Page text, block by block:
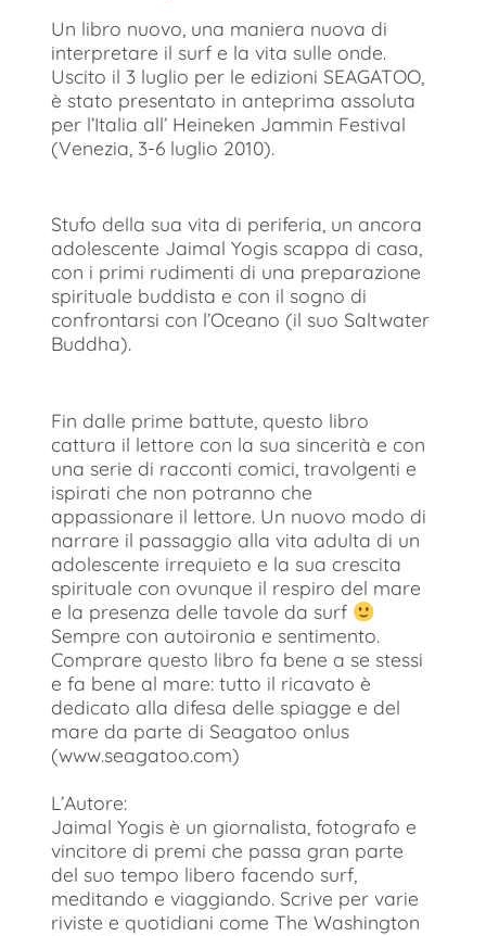
Un libro nuovo, una maniera nuova di
interpretare il surf e la vita sulle onde.
Uscito il 3 luglio per le edizioni SEAGATOO,
è stato presentato in anteprima assoluta
per l’Italia all’ Heineken Jammin Festival
(Venezia, 3-6 luglio 2010).
Stufo della sua vita di periferia, un ancora
adolescente Jaimal Yogis scappa di casa,
con i primi rudimenti di una preparazione
spirituale buddista e con il sogno di
confrontarsi con l’Oceano (il suo Saltwater
Buddha).
Fin dalle prime battute, questo libro
cattura il lettore con la sua sincerità e con
una serie di racconti comici, travolgenti e
ispirati che non potranno che
appassionare il lettore. Un nuovo modo di
narrare il passaggio alla vita adulta di un
adolescente irrequieto e la sua crescita
spirituale con ovunque il respiro del mare
e la presenza delle tavole da surf
Sempre con autoironia e sentimento.
Comprare questo libro fa bene a se stessi
e fa bene al mare: tutto il ricavato è
dedicato alla difesa delle spiagge e del
mare da parte di Seagatoo onlus
(www.seagatoo.com)
L’Autore:
Jaimal Yogis è un giornalista, fotografo e
vincitore di premi che passa gran parte
del suo tempo libero facendo surf,
meditando e viaggiando. Scrive per varie
riviste e quotidiani come The Washington